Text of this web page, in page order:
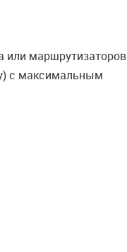
или маршрутизаторов
с максимальным